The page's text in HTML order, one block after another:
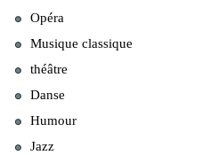
Opéra
Musique classique
théâtre
Danse
Humour
Jazz